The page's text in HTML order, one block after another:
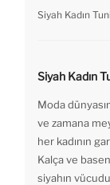
Siyah Kadın
Siyah Kadın
Moda
ve zamana
her kadının
Kalça ve
siyahın